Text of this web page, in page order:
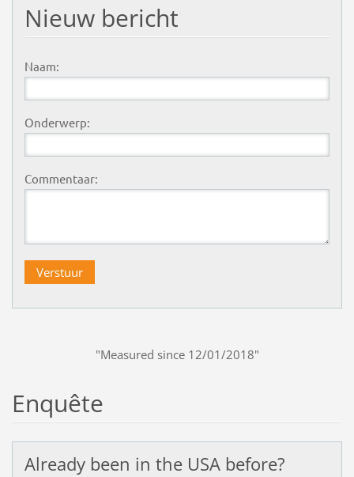
Nieuw bericht
Naam:
Onderwerp:
Commentaar:
"Measured since 12/01/2018"
Enquête
Already been in the USA before?